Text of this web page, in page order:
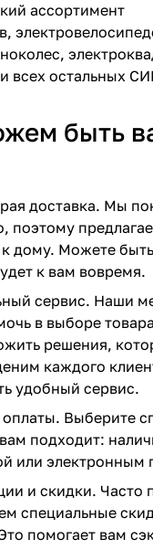
ассортимент
всех остальных
быть
доставка. Мы
поэтому
к дому. Можете
к вам вовремя.
сервис. Наши
в выборе
решения,
каждого
удобный сервис.
оплаты. Выберите
подходит:
или электронным
и скидки. Часто
специальные
помогает вам